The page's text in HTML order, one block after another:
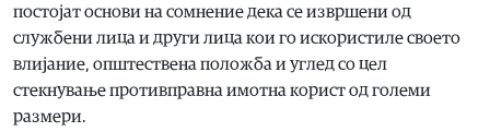
постојат основи на сомнение дека се извршени од
службени лица и други лица кои го искористиле своето
влијание, општествена положба и углед со цел
стекнување противправна имотна корист од големи
размери.